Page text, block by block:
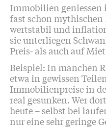
Immobilien geniessen
fast schon mythischen
wertstabil und
sie unterliegen
Preis- als auch auf
Beispiel: In manchen
etwa in gewissen
Immobilienpreise in
real gesunken. Wer
heute – selbst bei
nur eine sehr geringe